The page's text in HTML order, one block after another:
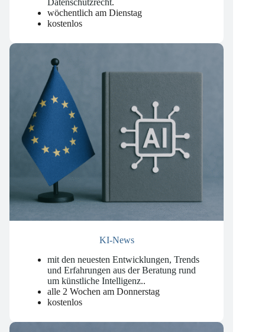
nationalen und internationalen
Datenschutzrecht.
wöchentlich am Dienstag
mit den neuesten Entwicklungen, Trends
und Erfahrungen aus der Beratung rund
um künstliche Intelligenz..
alle 2 Wochen am Donnerstag